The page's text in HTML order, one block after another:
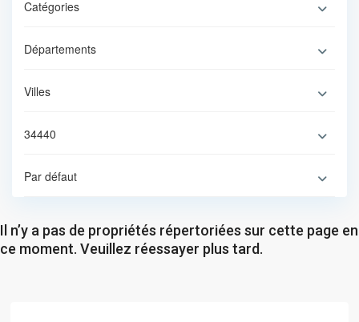
Catégories
Départements
Villes
34440
Par défaut
Il n’y a pas de propriétés répertoriées sur cette page en
ce moment. Veuillez réessayer plus tard.